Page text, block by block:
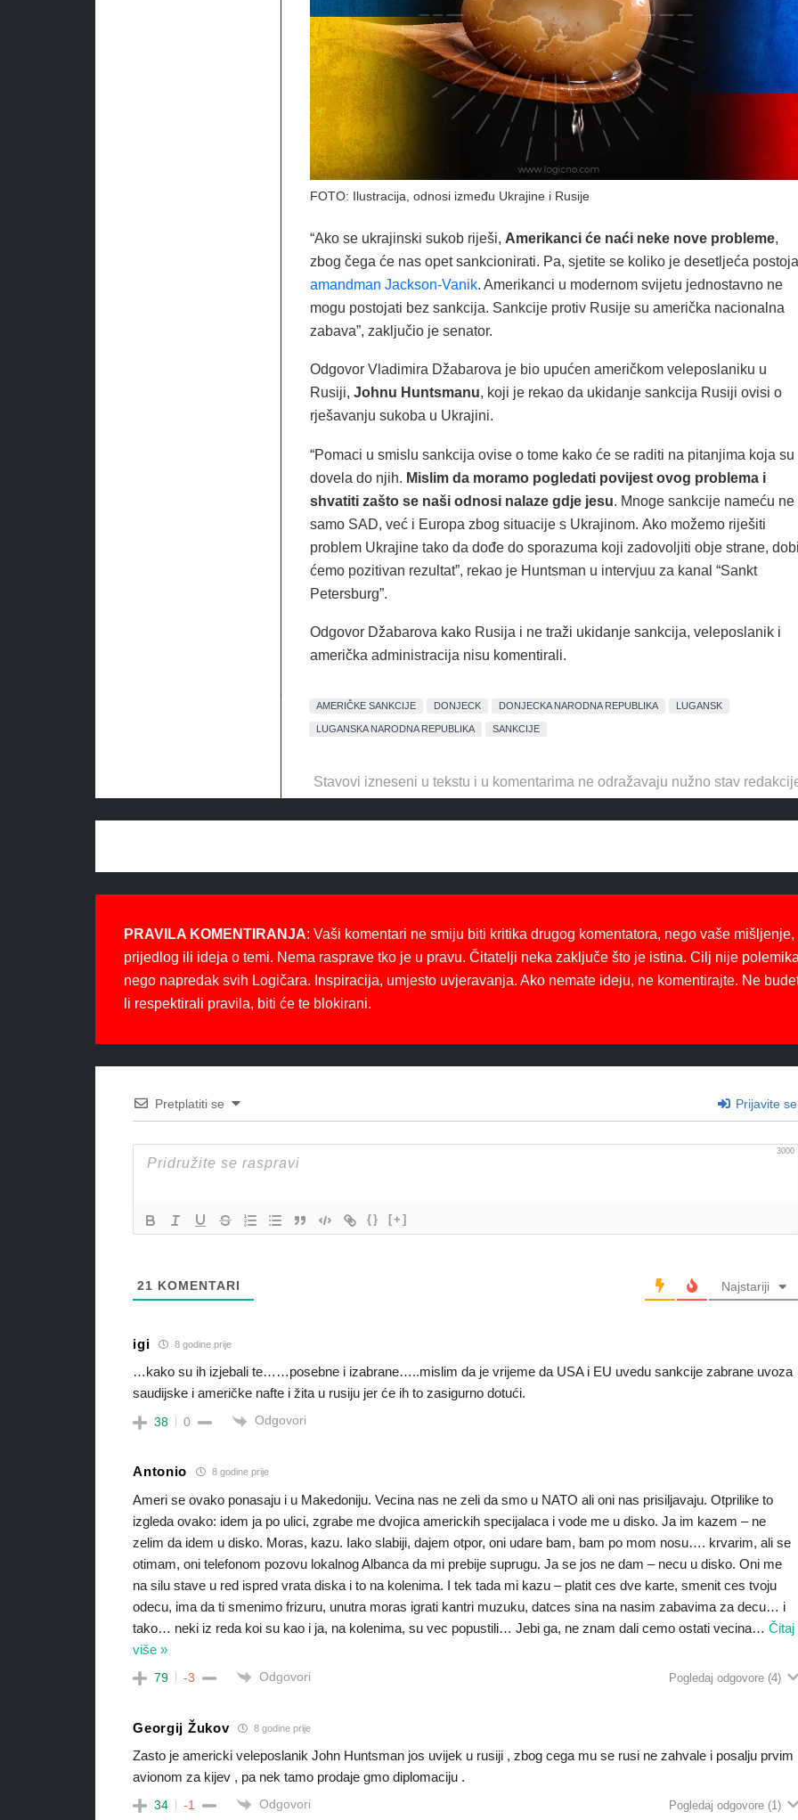
FOTO: Ilustracija, odnosi između Ukrajine i Rusije
“Ako se ukrajinski sukob riješi, Amerikanci će naći neke nove probleme,
zbog čega će nas opet sankcionirati. Pa, sjetite se koliko je desetljeća
amandman Jackson-Vanik. Amerikanci u modernom svijetu jednostavno ne
mogu postojati bez sankcija. Sankcije protiv Rusije su američka nacionalna
zabava”, zaključio je senator.
Odgovor Vladimira Džabarova je bio upućen američkom veleposlaniku u
Rusiji, Johnu Huntsmanu, koji je rekao da ukidanje sankcija Rusiji ovisi o
rješavanju sukoba u Ukrajini.
“Pomaci u smislu sankcija ovise o tome kako će se raditi na pitanjima koja su
dovela do njih. Mislim da moramo pogledati povijest ovog problema i
shvatiti zašto se naši odnosi nalaze gdje jesu. Mnoge sankcije nameću ne
samo SAD, već i Europa zbog situacije s Ukrajinom. Ako možemo riješiti
problem Ukrajine tako da dođe do sporazuma koji zadovoljiti obje strane,
ćemo pozitivan rezultat”, rekao je Huntsman u intervjuu za kanal “Sankt
Petersburg”.
Odgovor Džabarova kako Rusija i ne traži ukidanje sankcija, veleposlanik i
američka administracija nisu komentirali.
AMERIČKE SANKCIJE DONJECK DONJECKA NARODNA REPUBLIKA LUGANSK
LUGANSKA NARODNA REPUBLIKA SANKCIJE
Stavovi izneseni u tekstu i u komentarima ne odražavaju nužno stav
PRAVILA KOMENTIRANJA: Vaši komentari ne smiju biti kritika drugog komentatora, nego vaše mišljenje,
prijedlog ili ideja o temi. Nema rasprave tko je u pravu. Čitatelji neka zaključe što je istina. Cilj nije
nego napredak svih Logičara. Inspiracija, umjesto uvjeravanja. Ako nemate ideju, ne komentirajte. Ne
li respektirali pravila, biti će te blokirani.
Pretplatiti se Prijavite se
3000
{} [+]
21 KOMENTARI Najstariji
igi 8 godine prije
…kako su ih izjebali te……posebne i izabrane…..mislim da je vrijeme da USA i EU uvedu sankcije zabrane uvoza
saudijske i američke nafte i žita u rusiju jer će ih to zasigurno dotući.
38 0 Odgovori
Antonio 8 godine prije
Ameri se ovako ponasaju i u Makedoniju. Vecina nas ne zeli da smo u NATO ali oni nas prisiljavaju. Otprilike to
izgleda ovako: idem ja po ulici, zgrabe me dvojica americkih specijalaca i vode me u disko. Ja im kazem – ne
zelim da idem u disko. Moras, kazu. Iako slabiji, dajem otpor, oni udare bam, bam po mom nosu…. krvarim, ali se
otimam, oni telefonom pozovu lokalnog Albanca da mi prebije suprugu. Ja se jos ne dam – necu u disko. Oni me
na silu stave u red ispred vrata diska i to na kolenima. I tek tada mi kazu – platit ces dve karte, smenit ces tvoju
odecu, ima da ti smenimo frizuru, unutra moras igrati kantri muzuku, datces sina na nasim zabavima za decu… i
tako… neki iz reda koi su kao i ja, na kolenima, su vec popustili… Jebi ga, ne znam dali cemo ostati vecina…Čitaj
više »
79 -3 Odgovori Pogledaj odgovore (4)
Georgij Žukov 8 godine prije
Zasto je americki veleposlanik John Huntsman jos uvijek u rusiji , zbog cega mu se rusi ne zahvale i posalju prvim
avionom za kijev , pa nek tamo prodaje gmo diplomaciju .
34 -1 Odgovori Pogledaj odgovore (1)